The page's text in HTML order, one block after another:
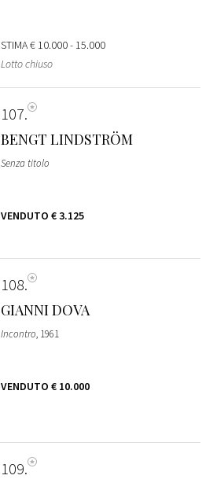
STIMA€ 10.000 - 15.000
Lotto chiuso
107
BENGT LINDSTRÖM
Senza titolo
VENDUTO € 3.125
108
GIANNI DOVA
Incontro, 1961
VENDUTO € 10.000
109